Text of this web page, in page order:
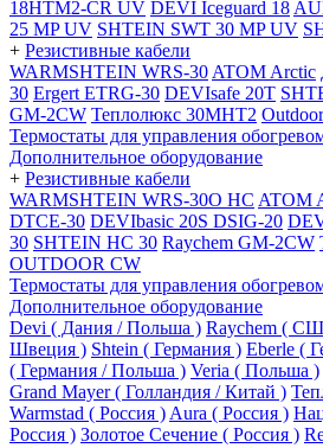
18HTM2-CR UV DEVI Iceguard 18
25 MP UV SHTEIN SWT 30 MP UV
+ Резистивные кабели
WARMSHTEIN WRS-30 ATOM Arctic
30 Ergert ETRG-30 DEVIsafe 20T
GM-2CW Теплолюкс 30МНТ2
Термостаты для управления
Дополнительное оборудование
+ Резистивные кабели
WARMSHTEIN WRS-30O HC ATOM
DTCE-30 DEVIbasic 20S DSIG-20
30 SHTEIN HC 30 Raychem GM-2CW
OUTDOOR CW
Термостаты для управления
Дополнительное оборудование
Devi ( Дания / Польша ) Raychem (
Швеция ) Shtein ( Германия ) Eberle (
( Германия / Польша ) Veria ( Польша )
Grand Mayer ( Голландия / Китай )
Warmstad ( Россия ) Aura ( Россия )
Россия ) Золотое Сечение ( Россия )